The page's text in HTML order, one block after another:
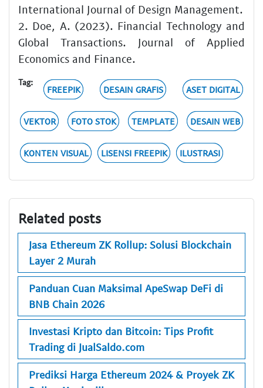
International Journal of Design Management.
2. Doe, A. (2023). Financial Technology and
Global Transactions. Journal of Applied
Economics and Finance.
Tag:
FREEPIK DESAIN GRAFIS ASET DIGITAL
VEKTOR FOTO STOK TEMPLATE DESAIN WEB
KONTEN VISUAL LISENSI FREEPIK ILUSTRASI
Related posts
Jasa Ethereum ZK Rollup: Solusi Blockchain
Layer 2 Murah
Panduan Cuan Maksimal ApeSwap DeFi di
BNB Chain 2026
Investasi Kripto dan Bitcoin: Tips Profit
Trading di JualSaldo.com
Prediksi Harga Ethereum 2024 & Proyek ZK